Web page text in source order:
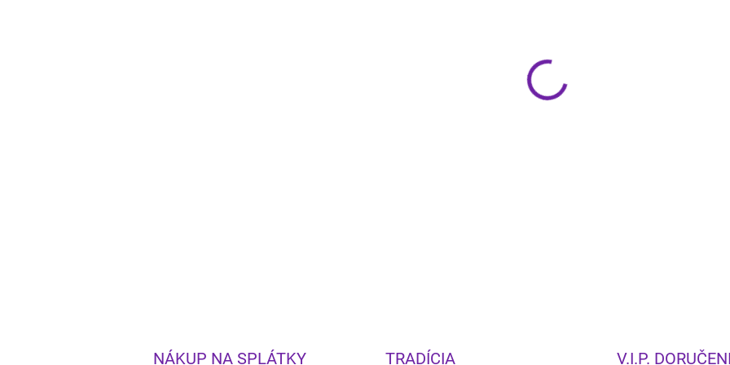
výrazne zlepší zvuk vášho
NÁKUP NA SPLÁTKY TRADÍCIA V.I.P.